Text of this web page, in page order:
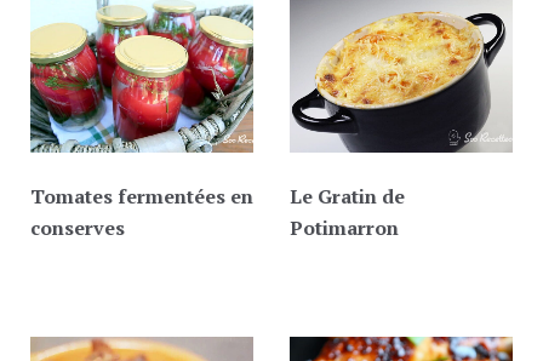
Tomates fermentées en
conserves
Le Gratin de
Potimarron